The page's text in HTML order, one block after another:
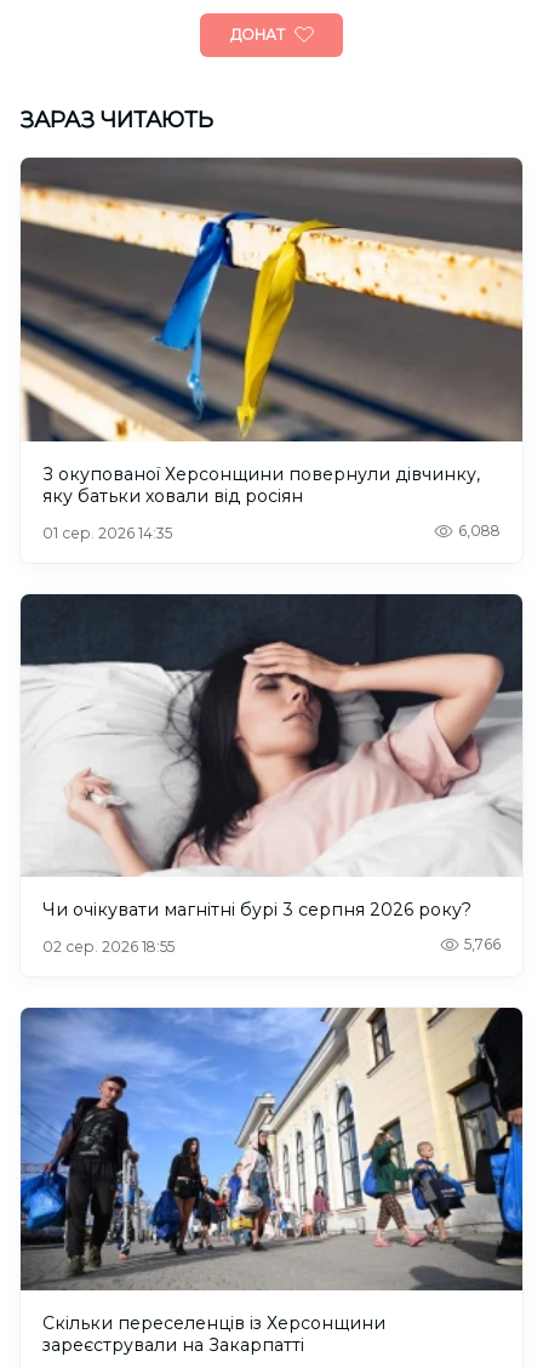
ДОНАТ
ЗАРАЗ ЧИТАЮТЬ
З окупованої Херсонщини повернули дівчинку,
яку батьки ховали від росіян
01 сер. 2026 14:35 6,088
Чи очікувати магнітні бурі 3 серпня 2026 року?
02 сер. 2026 18:55 5,766
Скільки переселенців із Херсонщини
зареєстрували на Закарпатті